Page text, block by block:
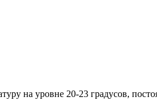
на уровне 20-23 градусов,